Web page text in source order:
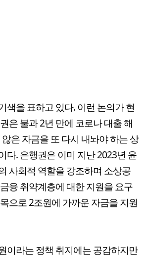
색을 표하고 있다. 이런 논의가 현
은 불과 2년 만에 코로나 대출 해
은 자금을 또 다시 내놔야 하는 상
다. 은행권은 이미 지난 2023년 윤
사회적 역할을 강조하며 소상공
융 취약계층에 대한 지원을 요구
으로 2조원에 가까운 자금을 지원
이라는 정책 취지에는 공감하지만